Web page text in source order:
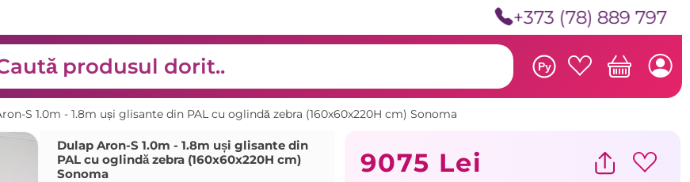
+373 (78) 889 797
Ру
S 1.0m - 1.8m uși glisante din PAL cu oglindă zebra (160x60x220H cm) Sonoma
Dulap Aron-S 1.0m - 1.8m uși glisante din
PAL cu oglindă zebra (160x60x220H cm)
Sonoma
9075 Lei